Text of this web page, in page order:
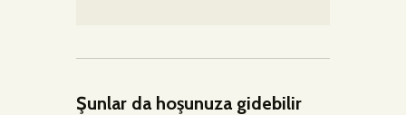
Şunlar da hoşunuza gidebilir